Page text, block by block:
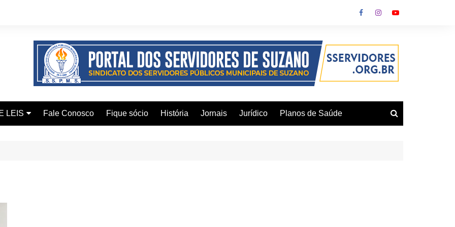
LEIS Fale Conosco Fique sócio História Jornais Jurídico Planos de Saúde